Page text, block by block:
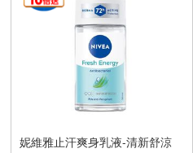
妮維雅止汗爽身乳液-清新舒涼